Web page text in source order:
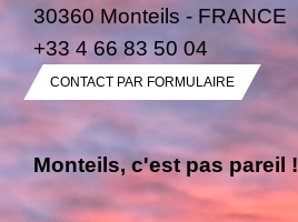
30360 Monteils - FRANCE
+33 4 66 83 50 04
CONTACT PAR FORMULAIRE
Monteils, c'est pas pareil !